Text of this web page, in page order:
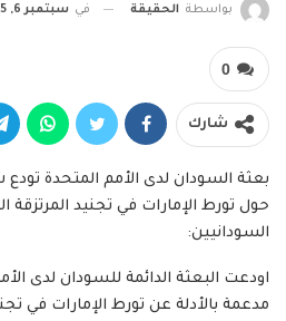
بواسطة الحقيقة في سبتمبر 6, 2025
0
شارك
بعثة السودان لدى الأمم المتحدة
حول تورط الإمارات في تجنيد المرتزقة
السودانيين:
اودعت البعثة الدائمة للسودان لدى
مدعمة بالأدلة عن تورط الإمارات في